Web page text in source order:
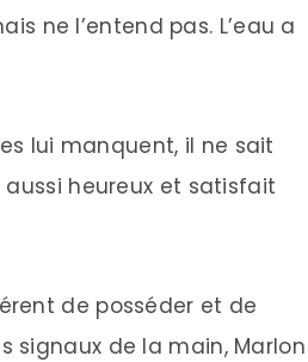
ne l’entend pas. L’eau a
lui manquent, il ne sait
heureux et satisfait
de posséder et de
signaux de la main, Marlon